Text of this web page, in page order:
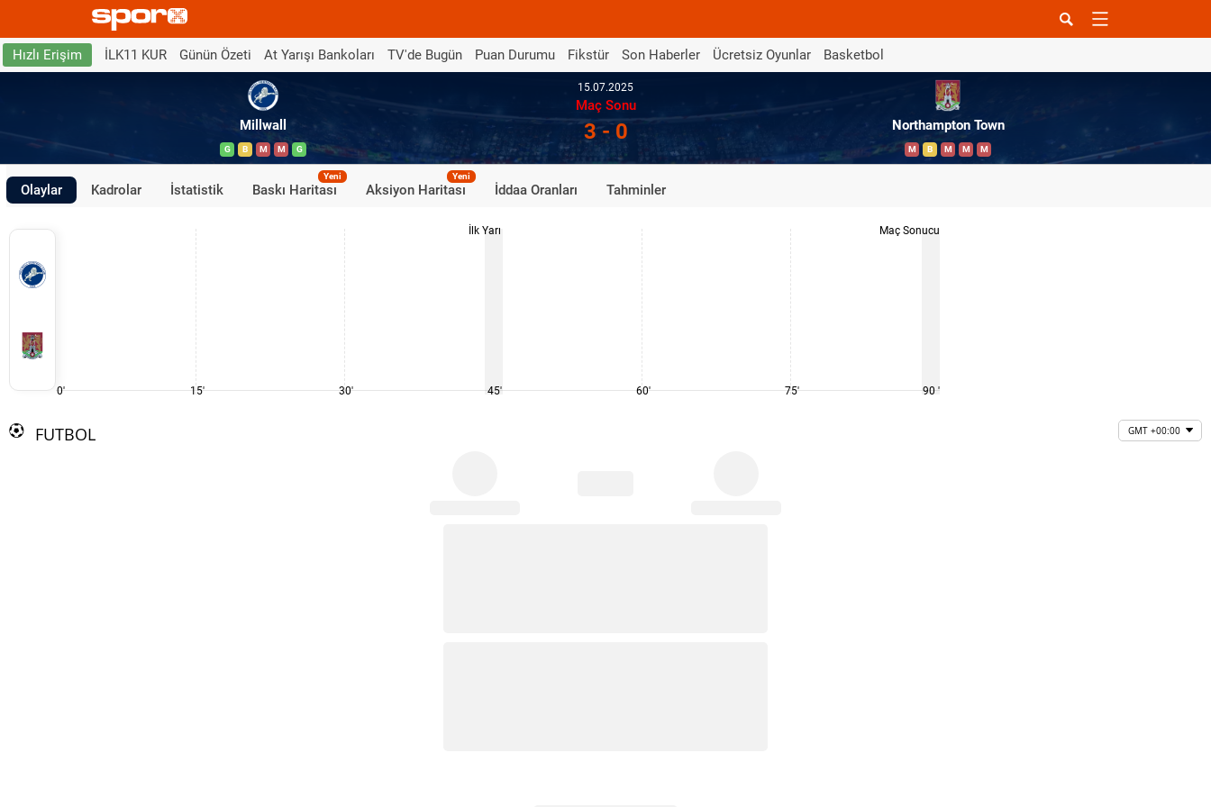
Hızlı Erişim İLK11 KUR Günün Özeti At Yarışı Bankoları TV'de Bugün Puan Durumu Fikstür Son Haberler Ücretsiz Oyunlar Basketbol
Millwall
G B M M G
15.07.2025
Maç Sonu
3 - 0 Northampton Town
M B M M M
Olaylar Kadrolar İstatistik Baskı Haritası
Yeni
Aksiyon Haritası
Yeni
İddaa Oranları Tahminler
0' 15' 30'
İlk Yarı
45' 60' 75'
Maç Sonucu
90 '
FUTBOL GMT +00:00